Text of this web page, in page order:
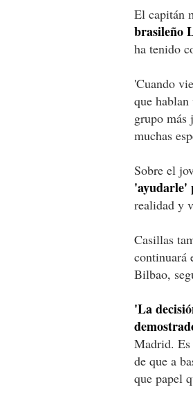
El capitán
brasileño
ha tenido
'Cuando
que
grupo más
muchas
Sobre el
'ayudarle'
realidad y
Casillas
continuará
Bilbao,
'La
Madrid. Es
de que a
que papel